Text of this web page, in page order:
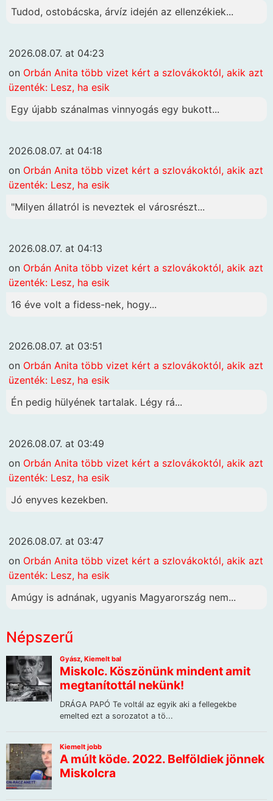
Tudod, ostobácska, árvíz idején az ellenzékiek...
2026.08.07. at 04:23
on Orbán Anita több vizet kért a szlovákoktól, akik azt
üzenték: Lesz, ha esik
Egy újabb szánalmas vinnyogás egy bukott...
2026.08.07. at 04:18
on Orbán Anita több vizet kért a szlovákoktól, akik azt
üzenték: Lesz, ha esik
"Milyen állatról is neveztek el városrészt...
2026.08.07. at 04:13
on Orbán Anita több vizet kért a szlovákoktól, akik azt
üzenték: Lesz, ha esik
16 éve volt a fidess-nek, hogy...
2026.08.07. at 03:51
on Orbán Anita több vizet kért a szlovákoktól, akik azt
üzenték: Lesz, ha esik
Én pedig hülyének tartalak. Légy rá...
2026.08.07. at 03:49
on Orbán Anita több vizet kért a szlovákoktól, akik azt
üzenték: Lesz, ha esik
Jó enyves kezekben.
2026.08.07. at 03:47
on Orbán Anita több vizet kért a szlovákoktól, akik azt
üzenték: Lesz, ha esik
Amúgy is adnának, ugyanis Magyarország nem...
Népszerű